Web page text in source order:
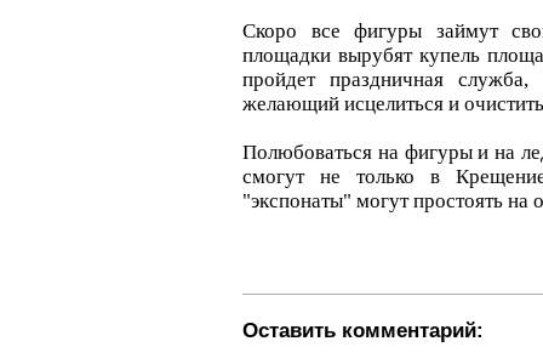
Скоро все фигуры займут
площадки вырубят купель
пройдет праздничная
желающий исцелиться и
Полюбоваться на фигуры и на
смогут не только в
"экспонаты" могут простоять на
Оставить комментарий: